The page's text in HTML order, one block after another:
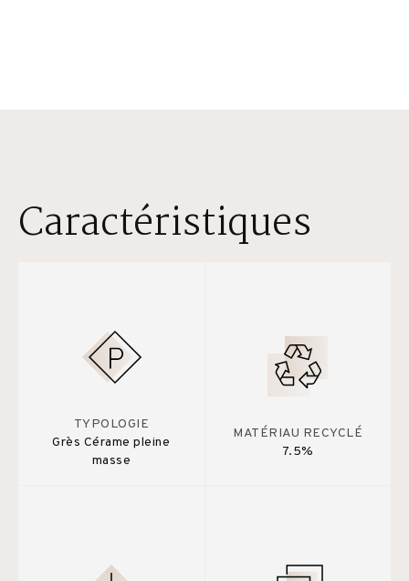
Caractéristiques
TYPOLOGIE
Grès Cérame pleine
masse
MATÉRIAU RECYCLÉ
7.5%